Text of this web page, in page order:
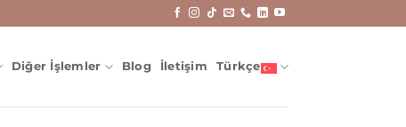
Diğer İşlemler Blog İletişim Türkçe